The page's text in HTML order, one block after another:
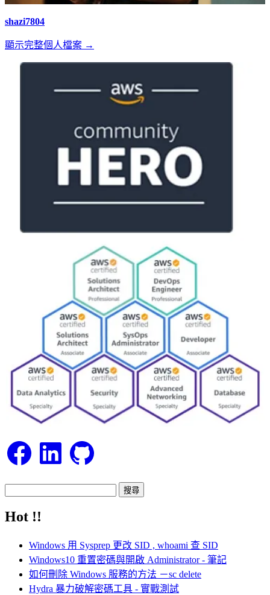
shazi7804
顯示完整個人檔案 →
FacebookLinkedIn GitHub
關
Hot !!
Windows 用 Sysprep 更改 SID , whoami 查 SID
Windows10 重置密碼與開啟 Administrator - 筆記
如何刪除 Windows 服務的方法 －sc delete
Hydra 暴力破解密碼工具 - 實戰測試